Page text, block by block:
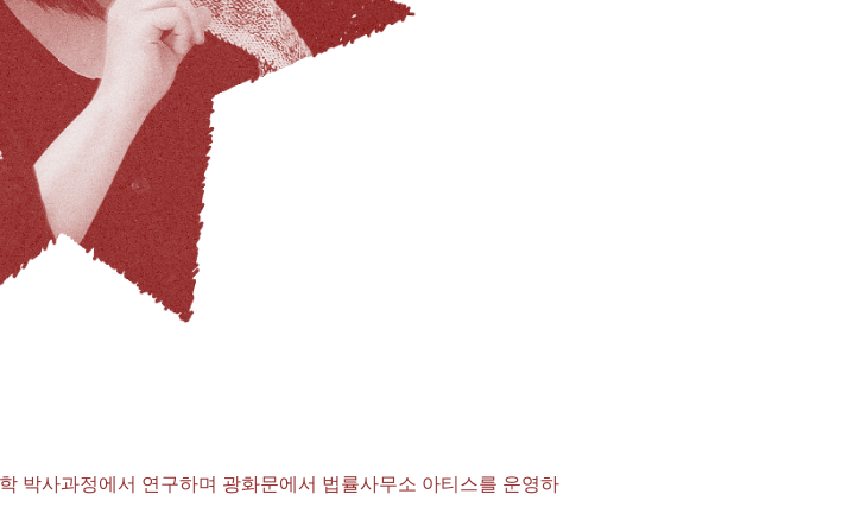
박사과정에서 연구하며 광화문에서 법률사무소 아티스를 운영하